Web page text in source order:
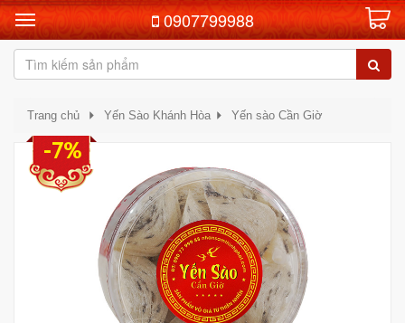
0907799988
Trang chủ Yến Sào Khánh Hòa Yến sào Cần Giờ
-7%